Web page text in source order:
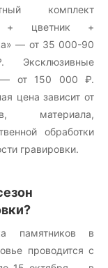
комплект
+ цветник +
— от 35 000-90
— от 150 000 ₽.
цена зависит от
материала,
обработки
гравировки.
памятников в
проводится с